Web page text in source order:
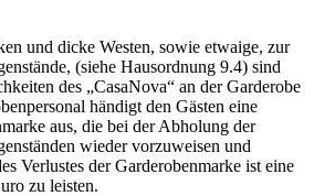
und dicke Westen, sowie etwaige, zur
(siehe Hausordnung 9.4) sind
des „CasaNova“ an der Garderobe
händigt den Gästen eine
aus, die bei der Abholung der
wieder vorzuweisen und
Verlustes der Garderobenmarke ist eine
zu leisten.